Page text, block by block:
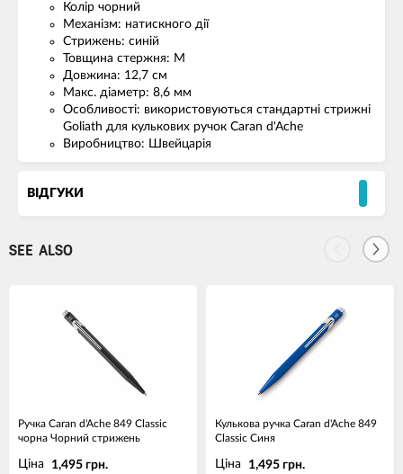
Колір чорний
Механізм: натискного дії
Стрижень: синій
Товщина стержня: M
Довжина: 12,7 см
Макс. діаметр: 8,6 мм
Особливості: використовуються стандартні стрижні
Goliath для кулькових ручок Caran d'Ache
Виробництво: Швейцарія
ВІДГУКИ
SEE ALSO
Ручка Caran d'Ache 849 Classic
чорна Чорний стрижень
Ціна 1,495 грн.
Кулькова ручка Caran d'Ache 849
Classic Синя
Ціна 1,495 грн.